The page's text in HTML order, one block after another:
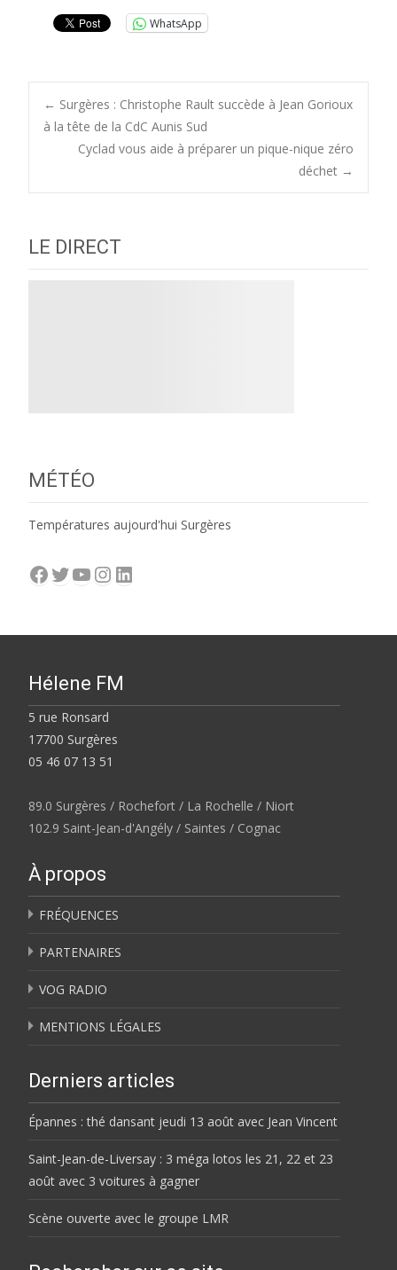
WhatsApp
Post
navigation
← Surgères : Christophe Rault succède à Jean Gorioux
à la tête de la CdC Aunis Sud
Cyclad vous aide à préparer un pique-nique zéro
déchet →
LE DIRECT
MÉTÉO
Températures aujourd'hui Surgères
Facebook
Twitter
YouTube
Instagram
LinkedIn
Hélene FM
5 rue Ronsard
17700 Surgères
05 46 07 13 51
89.0 Surgères / Rochefort / La Rochelle / Niort
102.9 Saint-Jean-d'Angély / Saintes / Cognac
À propos
FRÉQUENCES
PARTENAIRES
VOG RADIO
MENTIONS LÉGALES
Derniers articles
Épannes : thé dansant jeudi 13 août avec Jean Vincent
Saint-Jean-de-Liversay : 3 méga lotos les 21, 22 et 23
août avec 3 voitures à gagner
Scène ouverte avec le groupe LMR